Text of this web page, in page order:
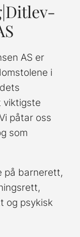
AS er
i
viktigste
påtar oss
som
på barnerett,
og psykisk